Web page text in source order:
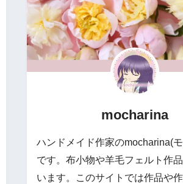
mocharina
ハンドメイド作家のmocharina(
です。布小物や羊毛フェルト作
います。このサイトでは作品や